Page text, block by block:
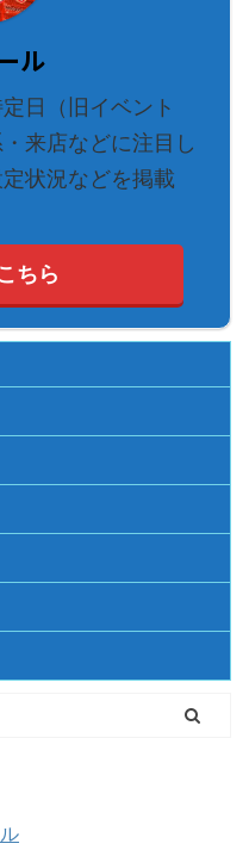
ル
日（旧イベント
来店などに注目し
状況などを掲載
ちら